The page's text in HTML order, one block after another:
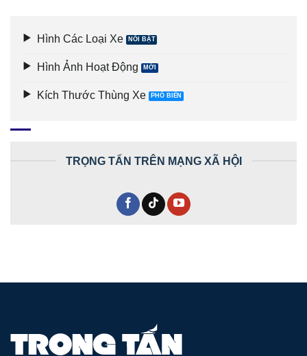
Hình Các Loại Xe
Hình Ảnh Hoạt Động
Kích Thước Thùng Xe
TRỌNG TẤN TRÊN MẠNG XÃ HỘI